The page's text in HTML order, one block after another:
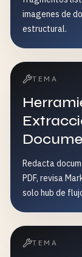
imagenes de
estructural.
TEMA
Redacta
PDF, revisa
solo hub de
TEMA